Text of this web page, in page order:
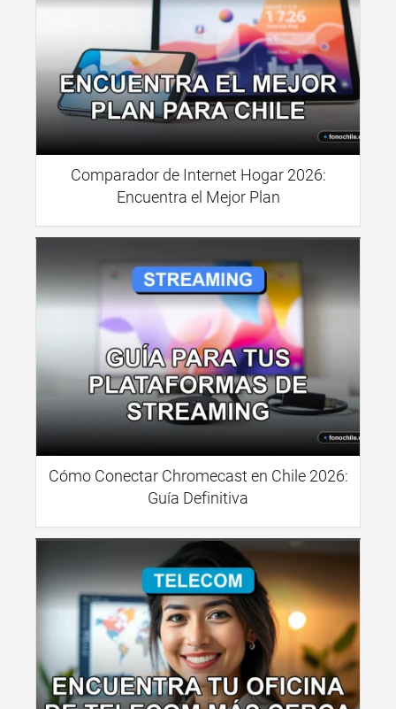
Comparador de Internet Hogar 2026:
Encuentra el Mejor Plan
Cómo Conectar Chromecast en Chile 2026:
Guía Definitiva